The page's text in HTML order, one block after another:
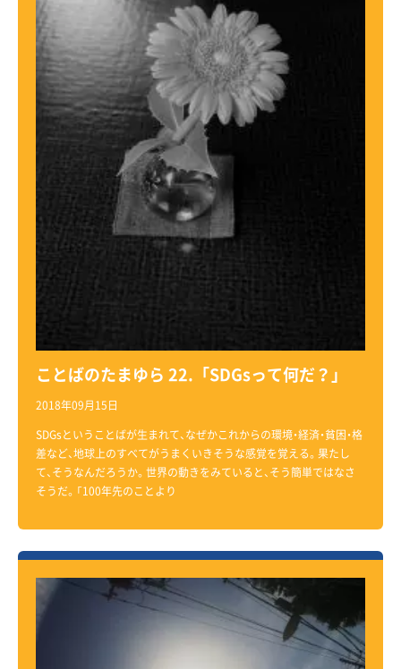
ことばのたまゆら 22.「SDGsって何だ？」
2018年09月15日
SDGsということばが生まれて、なぜかこれからの環境・経済・貧困・格
差など、地球上のすべてがうまくいきそうな感覚を覚える。果たし
て、そうなんだろうか。世界の動きをみていると、そう簡単ではなさ
そうだ。「100年先のことより